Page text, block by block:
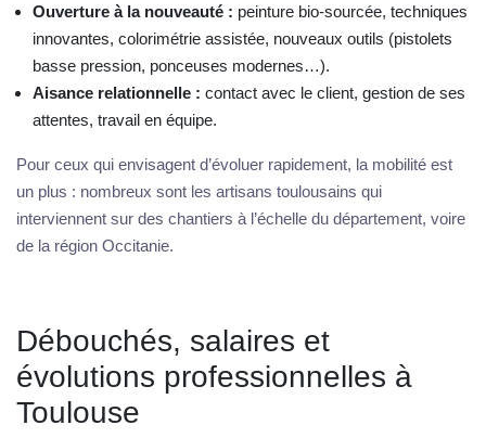
Ouverture à la nouveauté : peinture bio-sourcée, techniques
innovantes, colorimétrie assistée, nouveaux outils (pistolets
basse pression, ponceuses modernes…).
Aisance relationnelle : contact avec le client, gestion de ses
attentes, travail en équipe.
Pour ceux qui envisagent d’évoluer rapidement, la mobilité est
un plus : nombreux sont les artisans toulousains qui
interviennent sur des chantiers à l’échelle du département, voire
de la région Occitanie.
Débouchés, salaires et
évolutions professionnelles à
Toulouse